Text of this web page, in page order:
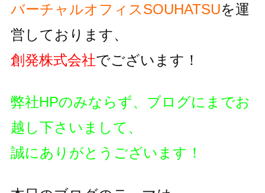
バーチャルオフィスSOUHATSUを運
営しております、
創発株式会社でございます！
弊社HPのみならず、ブログにまでお
越し下さいまして、
誠にありがとうございます！